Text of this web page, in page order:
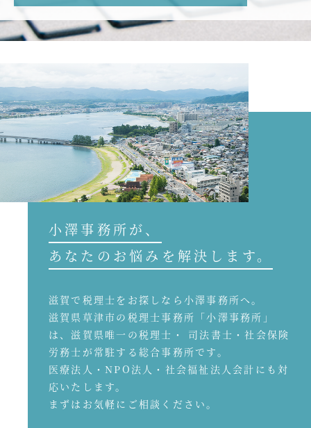
小澤事務所が、
あなたのお悩みを解決します。
滋賀で税理士をお探しなら小澤事務所へ。
滋賀県草津市の税理士事務所「小澤事務所」
は、滋賀県唯一の税理士・ 司法書士・社会保険
労務士が常駐する総合事務所です。
医療法人・NPO法人・社会福祉法人会計にも対
応いたします。
まずはお気軽にご相談ください。